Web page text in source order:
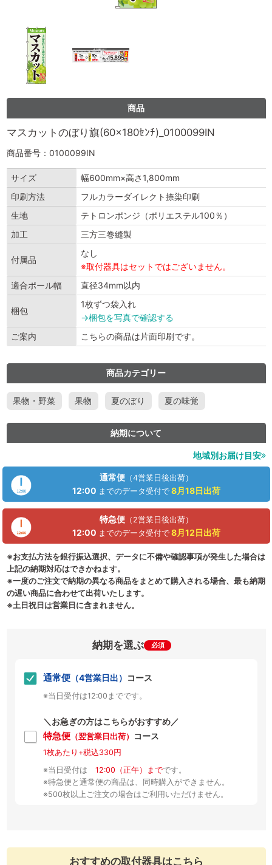
商品
マスカットのぼり旗(60×180ｾﾝﾁ)_0100099IN
商品番号：0100099IN
サイズ
幅600mm×高さ1,800mm
印刷方法
フルカラーダイレクト捺染印刷
生地
テトロンポンジ（ポリエステル100％）
加工
三方三巻縫製
付属品
なし
※取付器具はセットではございません。
適合ポール幅
直径34mm以内
梱包
1枚ずつ袋入れ
→梱包を写真で確認する
ご案内
こちらの商品は片面印刷です。
商品カテゴリー
果物・野菜 果物 夏のぼり 夏の味覚
納期について
地域別お届け目安
通常便 （4営業日後出荷）
12:00 までのデータ受付で 8月18日出荷
特急便 （2営業日後出荷）
12:00 までのデータ受付で 8月12日 出荷
※お支払方法を銀行振込選択、データに不備や確認事項が発生した場合は
上記の納期対応はできかねます。
※一度のご注文で納期の異なる商品をまとめて購入される場合、最も納期
の遅い商品に合わせて出荷いたします。
※土日祝日は営業日に含まれません。
納期を選ぶ 必須
通常便（4営業日出） コース
※当日受付は12:00までです。
＼お急ぎの方はこちらがおすすめ／
特急便 （翌営業日出荷） コース
1枚あたり+税込330円
※当日受付は 12:00（正午）までです。
※特急便と通常便の商品は、同時購入ができません。
※500枚以上ご注文の場合はご利用いただけません。
おすすめの取付器具はこちら